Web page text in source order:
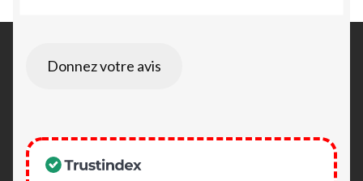
Donnez votre avis